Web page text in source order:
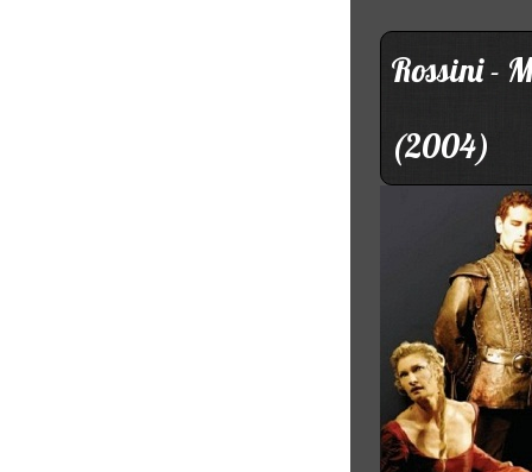
Rossini -
(2004)